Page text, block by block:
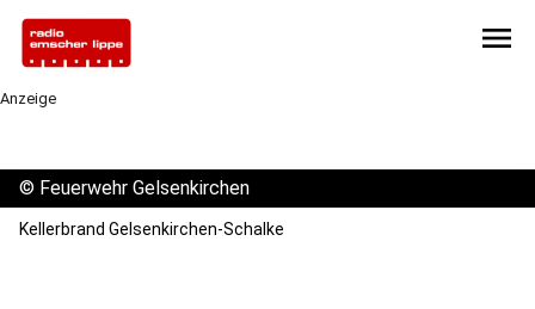
menu
Anzeige
© Feuerwehr Gelsenkirchen
Kellerbrand Gelsenkirchen-Schalke